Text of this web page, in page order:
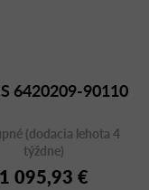
6420209-90110
(dodacia lehota 4
týždne)
1 095,93 €